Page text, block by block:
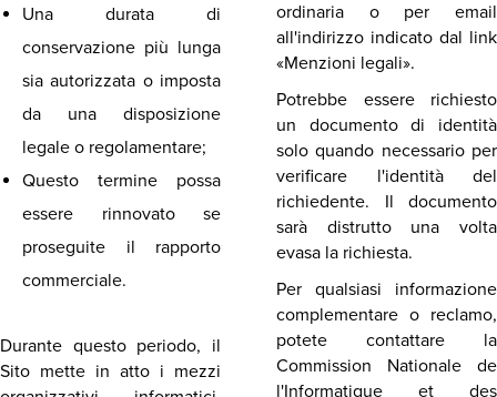
Una durata di
conservazione più lunga
sia autorizzata o imposta
da una disposizione
legale o regolamentare;
Questo termine possa
essere rinnovato se
proseguite il rapporto
commerciale.
Durante questo periodo, il
Sito mette in atto i mezzi
ordinaria o per email
all'indirizzo indicato dal link
«Menzioni legali».
Potrebbe essere richiesto
un documento di identità
solo quando necessario per
verificare l'identità del
richiedente. Il documento
sarà distrutto una volta
evasa la richiesta.
Per qualsiasi informazione
complementare o reclamo,
potete contattare la
Commission Nationale de
l'Informatique et des